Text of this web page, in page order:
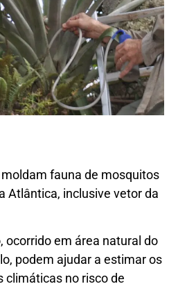
fauna de mosquitos
Atlântica, inclusive vetor da
ocorrido em área natural do
podem ajudar a estimar os
climáticas no risco de